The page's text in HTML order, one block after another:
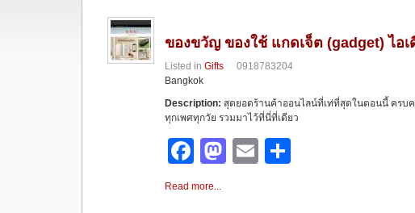
ของขวัญ ของใช้ แกดเจ็ต (gadget) ไอ
Listed in Gifts
0918783204
Bangkok
Description: สุดยอดร้านค้าออนไลน์ที่เท่ที่สุดในตอนนี้ ครบค
ทุกเพศทุกวัย รวมมาไว้ที่นี่ที่เดียว
F
a
M
E
Read more...